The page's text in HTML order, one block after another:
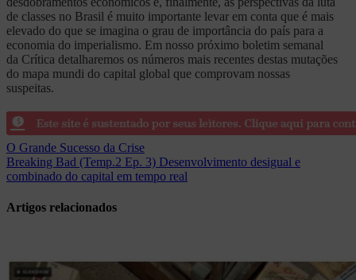
de classes no Brasil é muito importante levar em conta que é mais
elevado do que se imagina o grau de importância do país para a
economia do imperialismo. Em nosso próximo boletim semanal
da Crítica detalharemos os números mais recentes destas mutações
do mapa mundi do capital global que comprovam nossas
suspeitas.
Navegação
de
O Grande Sucesso da Crise
Breaking Bad (Temp.2 Ep. 3) Desenvolvimento desigual e
combinado do capital em tempo real
Artigos relacionados